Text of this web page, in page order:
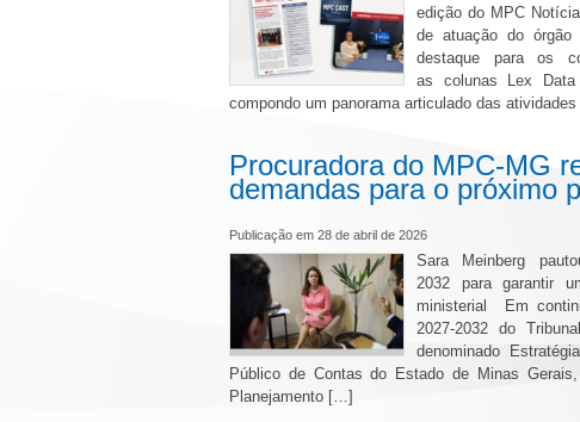
edição do MPC
de atuação do
destaque para os
as colunas Lex
compondo um panorama articulado das
Procuradora do MPC-MG
demandas para o próximo
Publicação em 28 de abril de 2026
Sara Meinberg
2032 para garantir
ministerial Em
2027-2032 do
denominado
Público de Contas do Estado de Minas
Planejamento […]